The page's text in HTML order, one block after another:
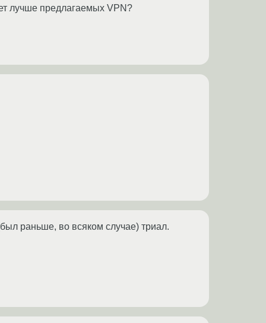
лучше предлагаемых VPN?
раньше, во всяком случае) триал.